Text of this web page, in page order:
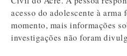
acesso do adolescente à arma
momento, mais informações
investigações não foram